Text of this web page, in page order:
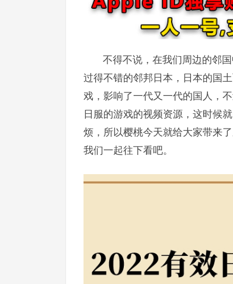
不得不说，在我们周边的邻
过得不错的邻邦日本，日本的国
戏，影响了一代又一代的国人，
日服的游戏的视频资源，这时候
烦，所以樱桃今天就给大家带来
我们一起往下看吧。